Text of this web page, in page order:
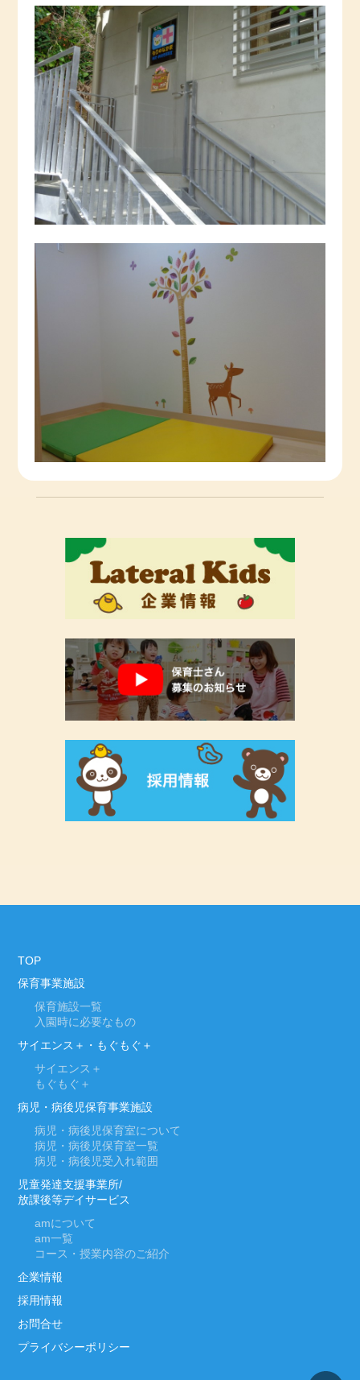
TOP
保育事業施設
保育施設一覧
入園時に必要なもの
サイエンス＋・もぐもぐ＋
サイエンス＋
もぐもぐ＋
病児・病後児保育事業施設
病児・病後児保育室について
病児・病後児保育室一覧
病児・病後児受入れ範囲
児童発達支援事業所/
放課後等デイサービス
amについて
am一覧
コース・授業内容のご紹介
企業情報
採用情報
お問合せ
プライバシーポリシー